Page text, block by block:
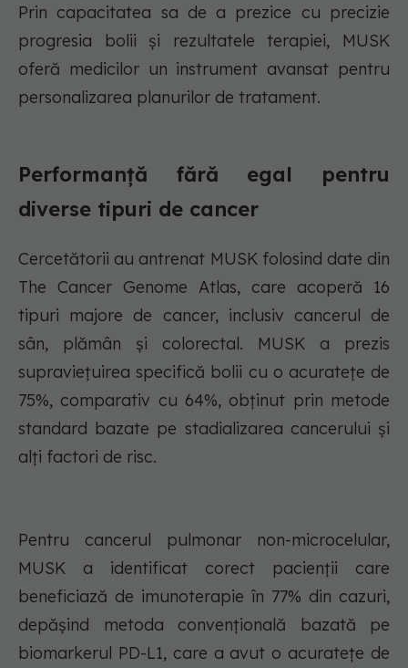
Prin capacitatea sa de a prezice cu precizie
progresia bolii și rezultatele terapiei, MUSK
oferă medicilor un instrument avansat pentru
personalizarea planurilor de tratament.
Performanță fără egal pentru
diverse tipuri de cancer
Cercetătorii au antrenat MUSK folosind date din
The Cancer Genome Atlas, care acoperă 16
tipuri majore de cancer, inclusiv cancerul de
sân, plămân și colorectal. MUSK a prezis
supraviețuirea specifică bolii cu o acuratețe de
75%, comparativ cu 64%, obținut prin metode
standard bazate pe stadializarea cancerului și
alți factori de risc.
Pentru cancerul pulmonar non-microcelular,
MUSK a identificat corect pacienții care
beneficiază de imunoterapie în 77% din cazuri,
depășind metoda convențională bazată pe
biomarkerul PD-L1, care a avut o acuratețe de